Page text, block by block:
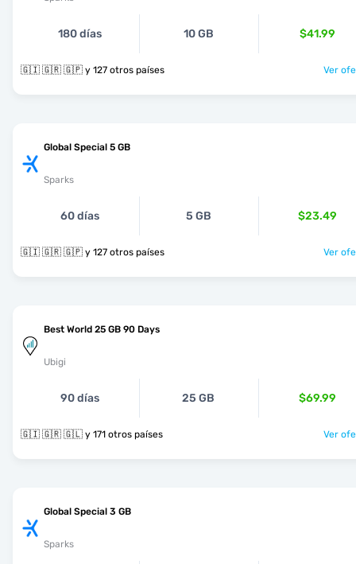
180 días 10 GB $41.99
🇬🇮 🇬🇷 🇬🇵 y 127 otros países Ver
Global Special 5 GB
Sparks
60 días 5 GB $23.49
🇬🇮 🇬🇷 🇬🇵 y 127 otros países Ver
Best World 25 GB 90 Days
Ubigi
90 días 25 GB $69.99
🇬🇮 🇬🇷 🇬🇱 y 171 otros países Ver
Global Special 3 GB
Sparks